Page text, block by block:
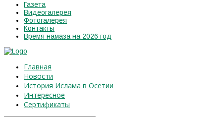
Газета
Видеогалерея
Фотогалерея
Контакты
Время намаза на 2026 год
Главная
Новости
История Ислама в Осетии
Интересное
Сертификаты